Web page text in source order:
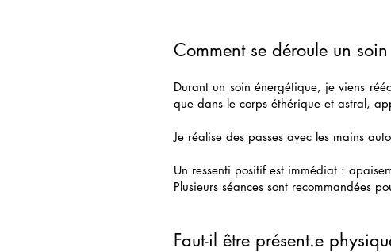
Comment se déroule un
Durant un soin énergétique, je viens
que dans le corps éthérique et astral,
Je réalise des passes avec les mains
Un ressenti positif est immédiat :
Plusieurs séances sont recommandées
Faut-il être présent.e